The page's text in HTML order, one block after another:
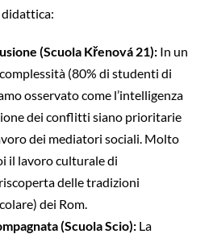
didattica:
(Scuola Křenová 21):In un
(80% di studenti di
osservato come l’intelligenza
dei conflitti siano prioritarie
dei mediatori sociali. Molto
il lavoro culturale di
delle tradizioni
dei Rom.
(Scuola Scio):La